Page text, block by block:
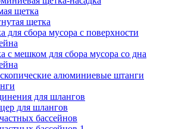
щетка
щетка
для сбора мусора с поверхности
с мешком для сбора мусора со дна
алюминиевые штанги
для шлангов
для шлангов
бассейнов